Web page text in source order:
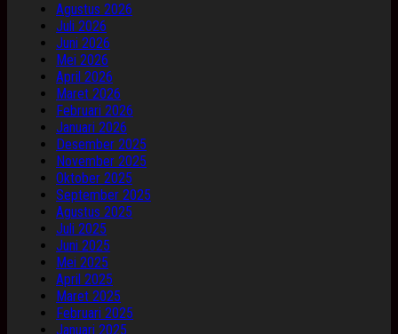
Agustus 2026
Juli 2026
Juni 2026
Mei 2026
April 2026
Maret 2026
Februari 2026
Januari 2026
Desember 2025
November 2025
Oktober 2025
September 2025
Agustus 2025
Juli 2025
Juni 2025
Mei 2025
April 2025
Maret 2025
Februari 2025
Januari 2025